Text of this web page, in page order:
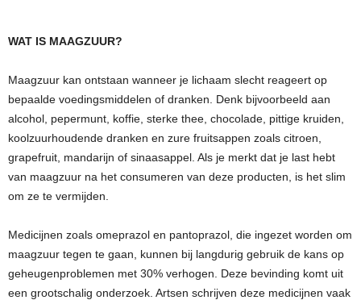
WAT IS MAAGZUUR?
Maagzuur kan ontstaan wanneer je lichaam slecht reageert op
bepaalde voedingsmiddelen of dranken. Denk bijvoorbeeld aan
alcohol, pepermunt, koffie, sterke thee, chocolade, pittige kruiden,
koolzuurhoudende dranken en zure fruitsappen zoals citroen,
grapefruit, mandarijn of sinaasappel. Als je merkt dat je last hebt
van maagzuur na het consumeren van deze producten, is het slim
om ze te vermijden.
Medicijnen zoals omeprazol en pantoprazol, die ingezet worden om
maagzuur tegen te gaan, kunnen bij langdurig gebruik de kans op
geheugenproblemen met 30% verhogen. Deze bevinding komt uit
een grootschalig onderzoek. Artsen schrijven deze medicijnen vaak